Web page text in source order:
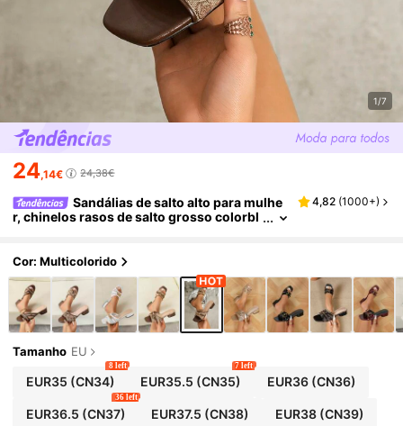
1/7
24,14€ 24,38€
Sandálias de salto alto para mulhe
r, chinelos rasos de salto grosso colorbl
álias para deslocações
4,82 (1000+)
Cor: Multicolorido
Tamanho EU
EUR35 (CN34)
8 left
EUR35.5 (CN35)
7 left
EUR36(CN36)
EUR36.5 (CN37)
36 left
EUR37.5 (CN38) EUR38(CN39)